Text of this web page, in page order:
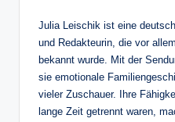
Julia Leischik ist eine
und Redakteurin, die vor
bekannt wurde. Mit der
sie emotionale
vieler Zuschauer. Ihre
lange Zeit getrennt waren,